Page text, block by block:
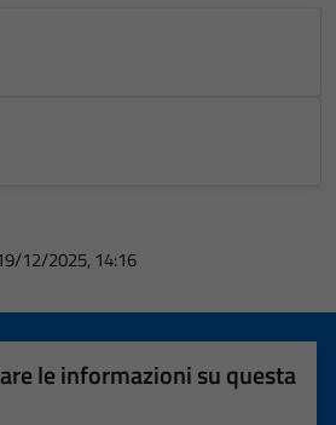
12/2025, 14:16
le informazioni su questa